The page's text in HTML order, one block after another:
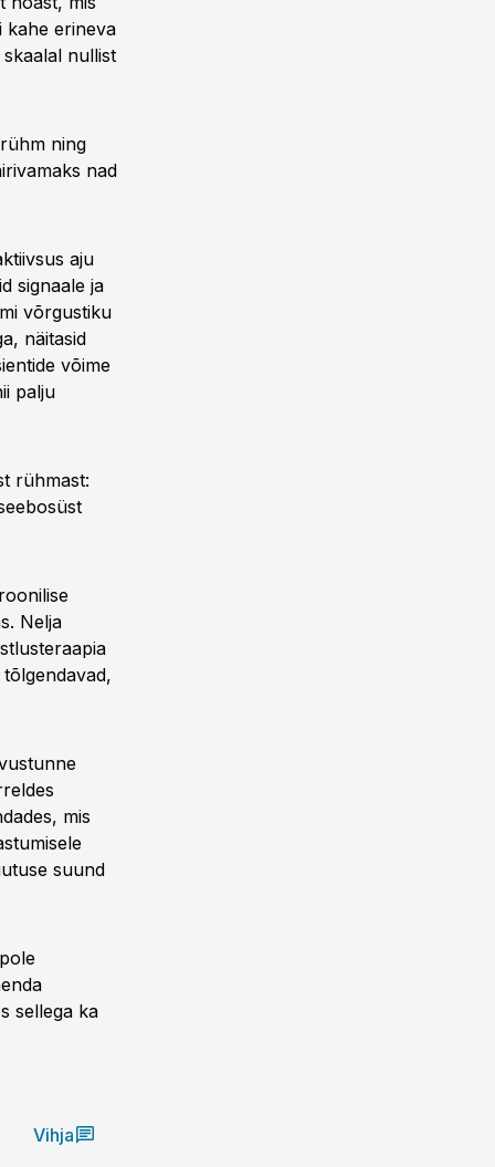
kahe erineva
nullist
ning
nad
aju
signaale ja
võrgustiku
näitasid
võime
palju
rühmast:
Nelja
mis
suund
sellega ka
Vihja